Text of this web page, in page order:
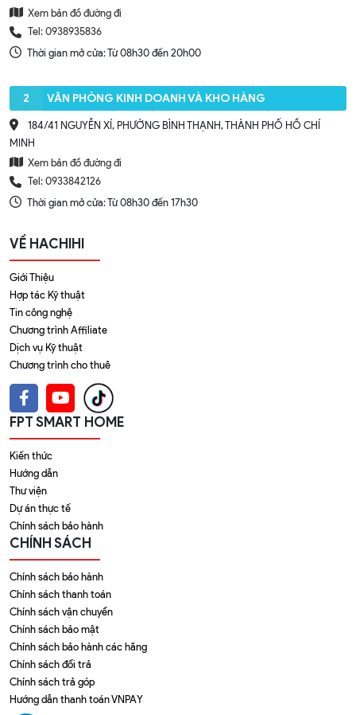
Xem bản đồ đường đi
Tel: 0938935836
Thời gian mở cửa: Từ 08h30 đến 20h00
2 VĂN PHÒNG KINH DOANH VÀ KHO HÀNG
184/41 NGUYỄN XÍ, PHƯỜNG BÌNH THẠNH, THÀNH PHỐ HỒ CHÍ
MINH
Xem bản đồ đường đi
Tel: 0933842126
Thời gian mở cửa: Từ 08h30 đến 17h30
VỀ HACHIHI
Giới Thiệu
Hợp tác Kỹ thuật
Tin công nghệ
Chương trình Affiliate
Dịch vụ Kỹ thuật
Chương trình cho thuê
FPT SMART HOME
Kiến thức
Hướng dẫn
Thư viện
Dự án thực tế
Chính sách bảo hành
CHÍNH SÁCH
Chính sách bảo hành
Chính sách thanh toán
Chính sách vận chuyển
Chính sách bảo mật
Chính sách bảo hành các hãng
Chính sách đổi trả
Chính sách trả góp
Hướng dẫn thanh toán VNPAY